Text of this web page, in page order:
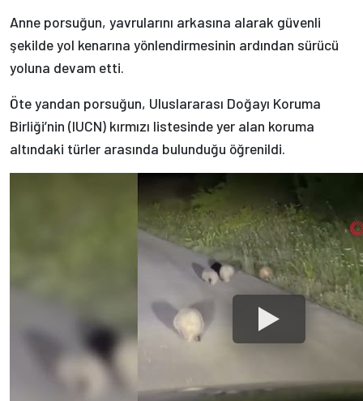
Anne porsuğun, yavrularını arkasına alarak güvenli
şekilde yol kenarına yönlendirmesinin ardından sürücü
yoluna devam etti.
Öte yandan porsuğun, Uluslararası Doğayı Koruma
Birliği’nin (IUCN) kırmızı listesinde yer alan koruma
altındaki türler arasında bulunduğu öğrenildi.